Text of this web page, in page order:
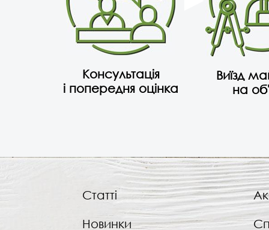
Консультація
і попередня оцінка
Виїзд
на
Статті
Новинки